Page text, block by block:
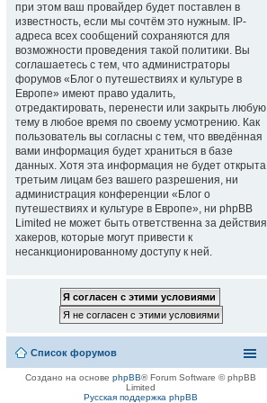
при этом ваш провайдер будет поставлен в
известность, если мы сочтём это нужным. IP-
адреса всех сообщений сохраняются для
возможности проведения такой политики. Вы
соглашаетесь с тем, что администраторы
форумов «Блог о путешествиях и культуре в
Европе» имеют право удалить,
отредактировать, перенести или закрыть любую
тему в любое время по своему усмотрению. Как
пользователь вы согласны с тем, что введённая
вами информация будет храниться в базе
данных. Хотя эта информация не будет открыта
третьим лицам без вашего разрешения, ни
администрация конференции «Блог о
путешествиях и культуре в Европе», ни phpBB
Limited не может быть ответственна за действия
хакеров, которые могут привести к
несанкционированному доступу к ней.
Список форумов
Создано на основеphpBB® Forum Software © phpBB
Limited
Русская поддержка phpBB